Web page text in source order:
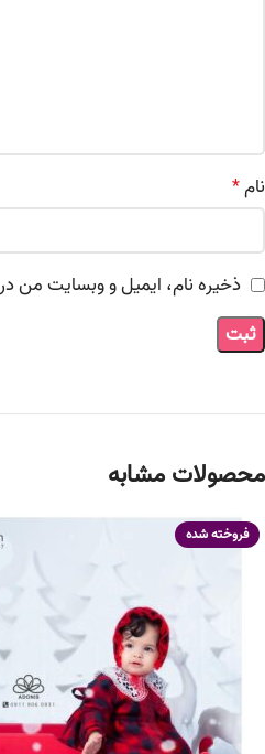
نام*
ذخیره نام، ایمیل و وبسایت من
محصولات مشابه
فروخته شده